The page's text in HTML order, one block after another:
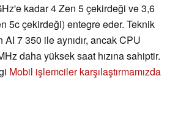
kadar 4 Zen 5 çekirdeği ve 3,6
5c çekirdeği) entegre eder. Teknik
7 350 ile aynıdır, ancak CPU
daha yüksek saat hızına sahiptir.
Mobil işlemciler karşılaştırmamızda